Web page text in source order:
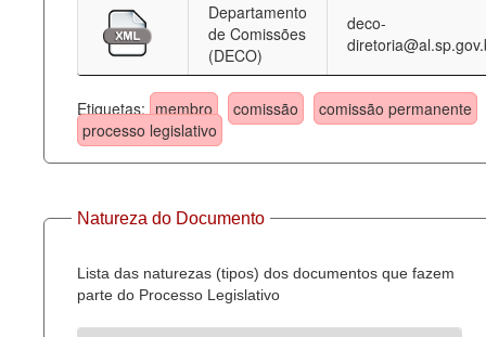
Departamento
de Comissões
(DECO)
deco-
Etiquetas: membro comissão
comissão permanente
processo legislativo
Natureza do Documento
Lista das naturezas (tipos) dos documentos que fazem
parte do Processo Legislativo